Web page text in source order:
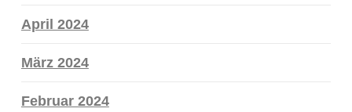
April 2024
März 2024
Februar 2024